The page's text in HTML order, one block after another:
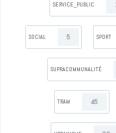
SERVICE_PUBLIC
SOCIAL 5 SPORT
SUPRACOMMUNALITÉ
TRAM 45